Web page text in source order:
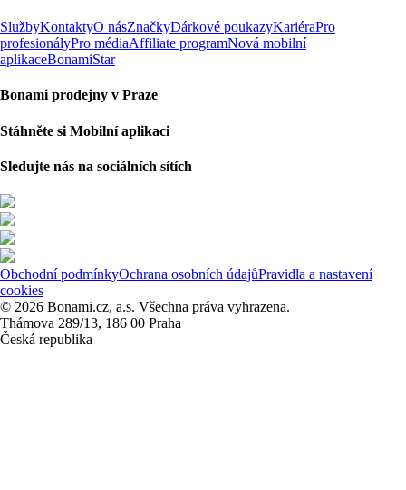
SlužbyKontaktyO násZnačkyDárkové poukazyKariéraPro
profesionályPro médiaAffiliate programNová mobilní
aplikaceBonamiStar
Bonami prodejny v Praze
Stáhněte si Mobilní aplikaci
Sledujte nás na sociálních sítích
Obchodní podmínkyOchrana osobních údajůPravidla a nastavení
cookies
© 2026 Bonami.cz, a.s. Všechna práva vyhrazena.
Thámova 289/13, 186 00 Praha
Česká republika